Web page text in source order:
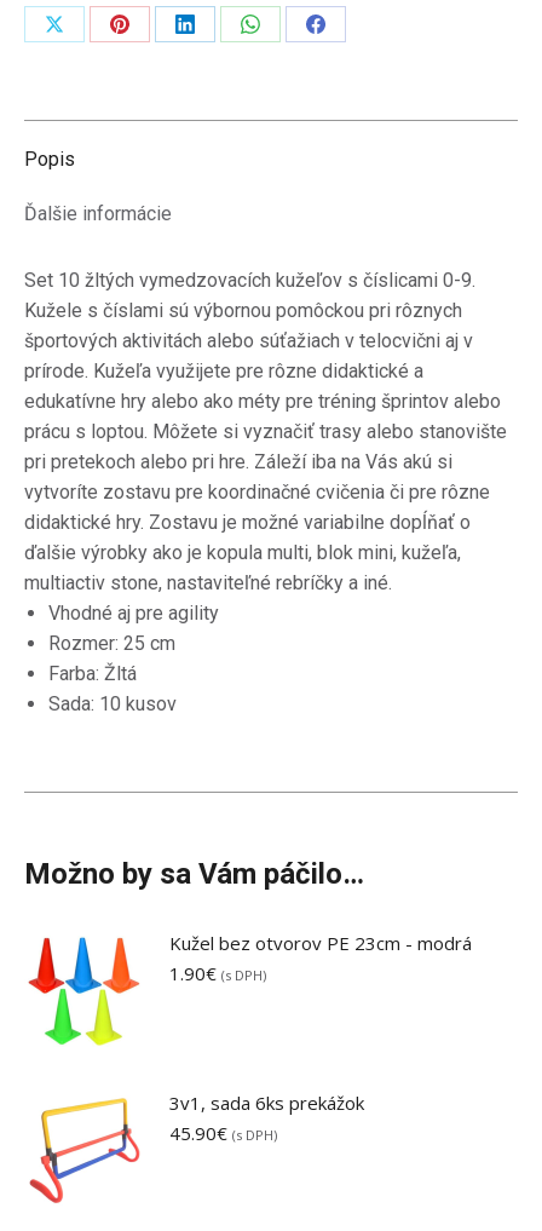
ZdieľaťZdieľaťZdieľaťZdieľaťZdieľať
Popis
Ďalšie informácie
Set 10 žltých vymedzovacích kužeľov s číslicami 0-9.
Kužele s číslami sú výbornou pomôckou pri rôznych
športových aktivitách alebo súťažiach v telocvični aj v
prírode. Kužeľa využijete pre rôzne didaktické a
edukatívne hry alebo ako méty pre tréning šprintov alebo
prácu s loptou. Môžete si vyznačiť trasy alebo stanovište
pri pretekoch alebo pri hre. Záleží iba na Vás akú si
vytvoríte zostavu pre koordinačné cvičenia či pre rôzne
didaktické hry. Zostavu je možné variabilne dopĺňať o
ďalšie výrobky ako je kopula multi, blok mini, kužeľa,
multiactiv stone, nastaviteľné rebríčky a iné.
Vhodné aj pre agility
Rozmer: 25 cm
Farba: Žltá
Sada: 10 kusov
Možno by sa Vám páčilo…
Kužel bez otvorov PE 23cm - modrá
1.90€ (s DPH)
3v1, sada 6ks prekážok
45.90€ (s DPH)